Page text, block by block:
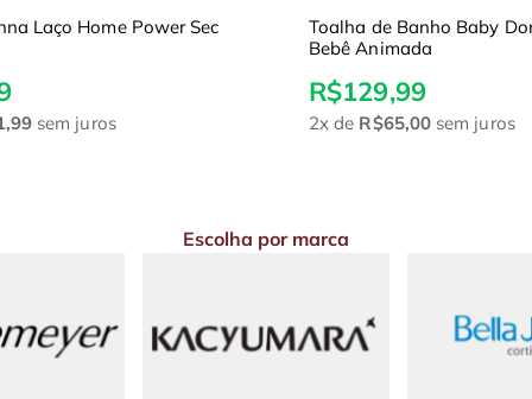
Laço Home Power Sec
sem juros
Toalha de Banho Baby
Bebê Animada
R$129,99
2x de R$65,00 sem juros
Escolha por marca